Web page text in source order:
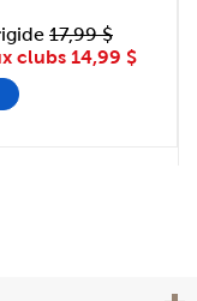
17,99 $
clubs 14,99 $